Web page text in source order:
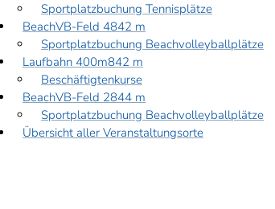
Sportplatzbuchung Tennisplätze
BeachVB-Feld 4842 m
Sportplatzbuchung Beachvolleyballplätze
Laufbahn 400m842 m
Beschäftigtenkurse
BeachVB-Feld 2844 m
Sportplatzbuchung Beachvolleyballplätze
Übersicht aller Veranstaltungsorte